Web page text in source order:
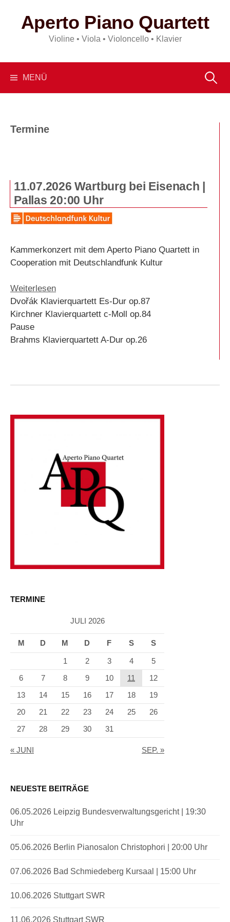
Aperto Piano Quartett
Violine • Viola • Violoncello • Klavier
MENÜ Suchen
Termine
11.07.2026 Wartburg bei Eisenach |
Pallas 20:00 Uhr
Kammerkonzert mit dem Aperto Piano Quartett in
Cooperation mit Deutschlandfunk Kultur
Weiterlesen:
11.07.2026
Wartburg
Eisenach
Dvořák Klavierquartett Es-Dur op.87
Kirchner Klavierquartett c-Moll op.84
Pause
Brahms Klavierquartett A-Dur op.26
TERMINE
JULI 2026
M D M D F S S
« JUNI SEP. »
1 2 3 4 5
6 7 8 9 10 11 12
13 14 15 16 17 18 19
20 21 22 23 24 25 26
27 28 29 30 31
NEUESTE BEITRÄGE
06.05.2026 Leipzig Bundesverwaltungsgericht | 19:30
Uhr
05.06.2026 Berlin Pianosalon Christophori | 20:00 Uhr
07.06.2026 Bad Schmiedeberg Kursaal | 15:00 Uhr
10.06.2026 Stuttgart SWR
11.06.2026 Stuttgart SWR